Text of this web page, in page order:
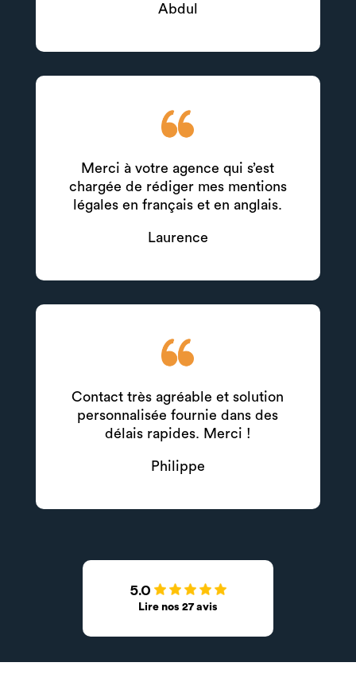
Abdul
Merci à votre agence qui s’est
chargée de rédiger mes mentions
légales en français et en anglais.
Laurence
Contact très agréable et solution
personnalisée fournie dans des
délais rapides. Merci !
Philippe
5.0
Lire nos 27 avis